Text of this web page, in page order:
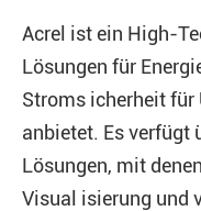
Acrel ist ein High-
Lösungen für
Stroms icherheit für
anbietet. Es verfügt
Lösungen, mit
Visual isierung und